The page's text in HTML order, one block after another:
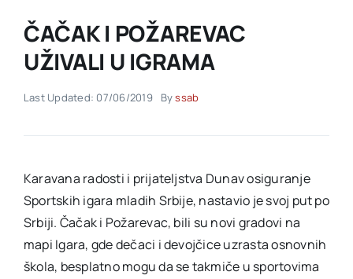
Akti SSAB
Kontakt
ČAČAK I POŽAREVAC
UŽIVALI U IGRAMA
Last Updated: 07/06/2019 Byssab
Karavana radosti i prijateljstva Dunav osiguranje
Sportskih igara mladih Srbije, nastavio je svoj put po
Srbiji. Čačak i Požarevac, bili su novi gradovi na
mapi Igara, gde dečaci i devojčice uzrasta osnovnih
škola, besplatno mogu da se takmiče u sportovima